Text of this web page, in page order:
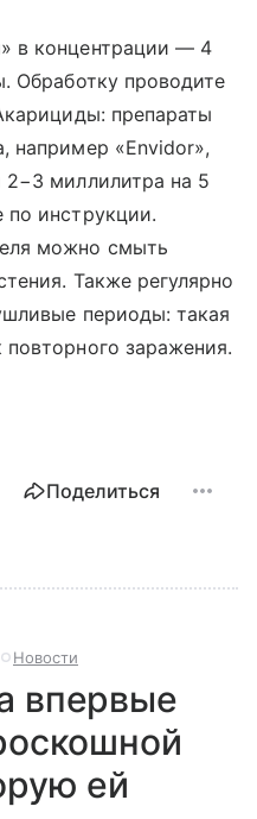
в концентрации — 4
Обработку проводите
препараты
например «Envidor»,
2−3 миллилитра на 5
инструкции.
можно смыть
Также регулярно
периоды: такая
заражения.
Поделиться
Новости
впервые
ей